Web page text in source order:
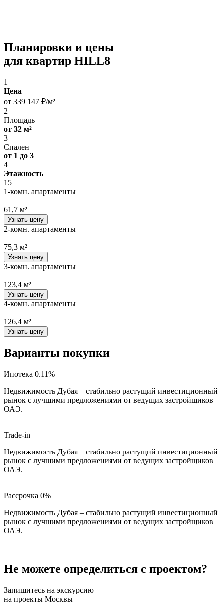
Планировки и цены
для квартир HILL8
1
Цена
от 339 147 ₽/м²
2
Площадь
от 32 м²
3
Спален
от 1 до 3
4
Этажность
15
1-комн. апартаменты
61,7 м²
Узнать цену
2-комн. апартаменты
75,3 м²
Узнать цену
3-комн. апартаменты
123,4 м²
Узнать цену
4-комн. апартаменты
126,4 м²
Узнать цену
Варианты покупки
Ипотека 0.11%
Недвижимость Дубая – стабильно растущий инвестиционный
рынок с лучшими предложениями от ведущих застройщиков
ОАЭ.
Trade-in
Недвижимость Дубая – стабильно растущий инвестиционный
рынок с лучшими предложениями от ведущих застройщиков
ОАЭ.
Рассрочка 0%
Недвижимость Дубая – стабильно растущий инвестиционный
рынок с лучшими предложениями от ведущих застройщиков
ОАЭ.
Не можете определиться с проектом?
Запишитесь на экскурсию
на проекты Москвы